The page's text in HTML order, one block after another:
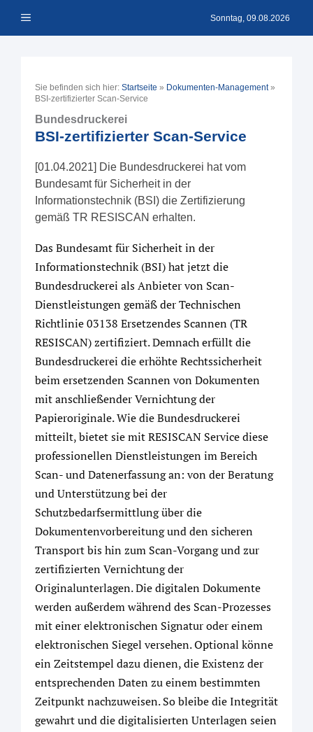
Inhalt Menü Sonntag, 09.08.2026
Sie befinden sich hier: Startseite » Dokumenten-Management»
BSI-zertifizierter Scan-Service
Bundesdruckerei
BSI-zertifizierter Scan-Service
[01.04.2021] Die Bundesdruckerei hat vom
Bundesamt für Sicherheit in der
Informationstechnik (BSI) die Zertifizierung
gemäß TR RESISCAN erhalten.
Das Bundesamt für Sicherheit in der
Informationstechnik (BSI) hat jetzt die
Bundesdruckerei als Anbieter von Scan-
Dienstleistungen gemäß der Technischen
Richtlinie 03138 Ersetzendes Scannen (TR
RESISCAN) zertifiziert. Demnach erfüllt die
Bundesdruckerei die erhöhte Rechtssicherheit
beim ersetzenden Scannen von Dokumenten
mit anschließender Vernichtung der
Papieroriginale. Wie die Bundesdruckerei
mitteilt, bietet sie mit RESISCAN Service diese
professionellen Dienstleistungen im Bereich
Scan- und Datenerfassung an: von der Beratung
und Unterstützung bei der
Schutzbedarfsermittlung über die
Dokumentenvorbereitung und den sicheren
Transport bis hin zum Scan-Vorgang und zur
zertifizierten Vernichtung der
Originalunterlagen. Die digitalen Dokumente
werden außerdem während des Scan-Prozesses
mit einer elektronischen Signatur oder einem
elektronischen Siegel versehen. Optional könne
ein Zeitstempel dazu dienen, die Existenz der
entsprechenden Daten zu einem bestimmten
Zeitpunkt nachzuweisen. So bleibe die Integrität
gewahrt und die digitalisierten Unterlagen seien